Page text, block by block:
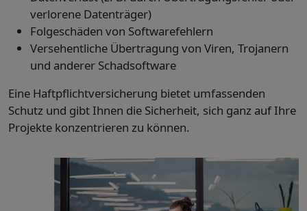
verlorene Datenträger)
Folgeschäden von Softwarefehlern
Versehentliche Übertragung von Viren, Trojanern
und anderer Schadsoftware
Eine Haftpflichtversicherung bietet umfassenden
Schutz und gibt Ihnen die Sicherheit, sich ganz auf Ihre
Projekte konzentrieren zu können.